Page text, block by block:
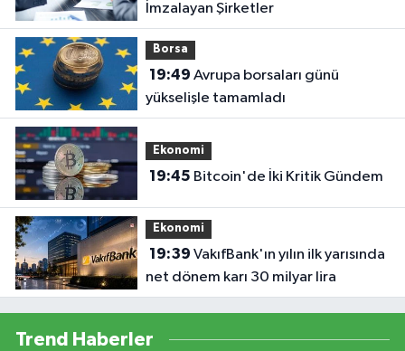
İmzalayan Şirketler
Borsa
19:49
yükselişle tamamladı
Ekonomi
19:45 Bitcoin'de İki Kritik Gündem
Ekonomi
19:39
net dönem karı 30 milyar lira
Trend Haberler